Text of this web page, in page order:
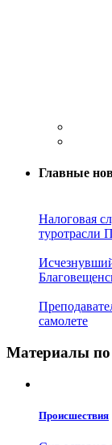
Главные
Налоговая
туротрасли
самолете
Материалы по
Проиcшествия